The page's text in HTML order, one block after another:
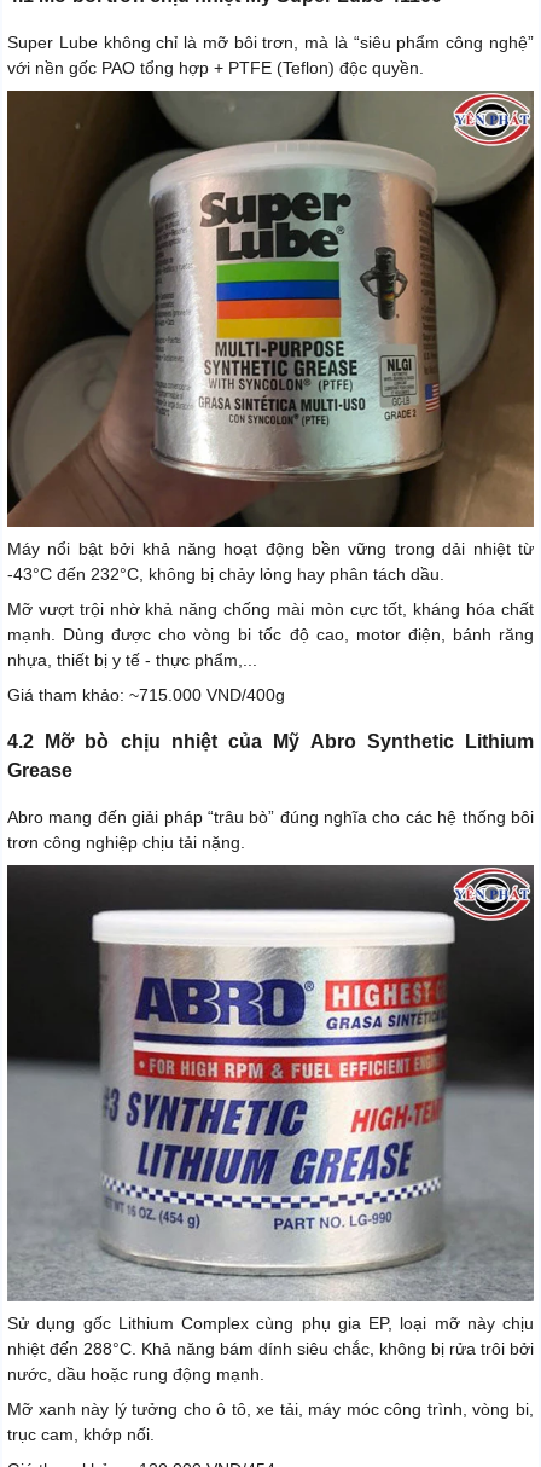
Super Lube không chỉ là mỡ bôi trơn, mà là “siêu phẩm công nghệ”
với nền gốc PAO tổng hợp + PTFE (Teflon) độc quyền.
Máy nổi bật bởi khả năng hoạt động bền vững trong dải nhiệt từ
-43°C đến 232°C, không bị chảy lỏng hay phân tách dầu.
Mỡ vượt trội nhờ khả năng chống mài mòn cực tốt, kháng hóa chất
mạnh. Dùng được cho vòng bi tốc độ cao, motor điện, bánh răng
nhựa, thiết bị y tế - thực phẩm,...
Giá tham khảo: ~715.000 VND/400g
4.2 Mỡ bò chịu nhiệt của Mỹ Abro Synthetic Lithium
Grease
Abro mang đến giải pháp “trâu bò” đúng nghĩa cho các hệ thống bôi
trơn công nghiệp chịu tải nặng.
Sử dụng gốc Lithium Complex cùng phụ gia EP, loại mỡ này chịu
nhiệt đến 288°C. Khả năng bám dính siêu chắc, không bị rửa trôi bởi
nước, dầu hoặc rung động mạnh.
Mỡ xanh này lý tưởng cho ô tô, xe tải, máy móc công trình, vòng bi,
trục cam, khớp nối.